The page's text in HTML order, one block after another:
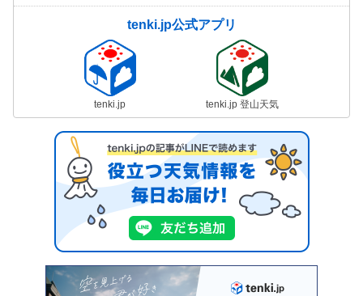
tenki.jp公式アプリ
tenki.jp tenki.jp 登山天気